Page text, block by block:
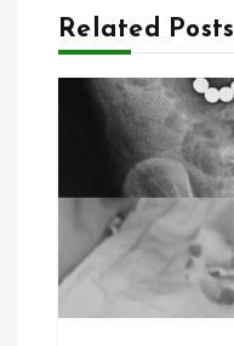
и
я
о
а
Related Posts